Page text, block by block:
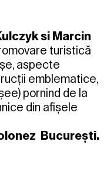
si Marcin
turistică
aspecte
emblematice,
pornind de la
din afișele
București.